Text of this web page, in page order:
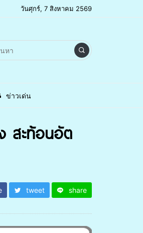
วันศุกร์, 7 สิงหาคม 2569
ข่าวเด่น
สะท้อนอัต
tweet share